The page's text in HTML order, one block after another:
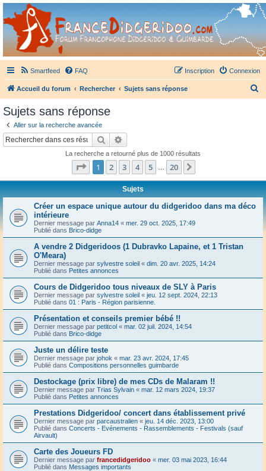
France Didgeridoo
Didgeridoo et Guimbarde sur France Didgeridoo - retrouvez la communauté.
Smartfeed FAQ Connexion
Inscription
Accueil du forum Rechercher Sujets sans réponse
Sujets sans réponse
Aller sur la recherche avancée
Rechercher
La recherche a retourné plus de 1000 résultats
Page 1sur20
1 2 3 4 5 20
Sujets
Créer un espace unique autour du didgeridoo dans ma déco
intérieure
Dernier message par Anna14 « mer. 29 oct. 2025, 17:49
Publié dans Brico-didge
A vendre 2 Didgeridoos (1 Dubravko Lapaine, et 1 Tristan
O'Meara)
Dernier message par sylvestre soleil « dim. 20 avr. 2025, 14:24
Publié dans Petites annonces
Cours de Didgeridoo tous niveaux de SLY à Paris
Dernier message par sylvestre soleil « jeu. 12 sept. 2024, 22:13
Publié dans 01 : Paris - Région parisienne.
Présentation et conseils premier bébé !!
Dernier message par petitcol « mar. 02 juil. 2024, 14:54
Publié dans Brico-didge
Juste un délire teste
Dernier message par johok « mar. 23 avr. 2024, 17:45
Publié dans Compositions personnelles guimbarde
Destockage (prix libre) de mes CDs de Malaram !!
Dernier message par Trias Sylvain « mar. 12 mars 2024, 19:37
Publié dans Petites annonces
Prestations Didgeridoo/ concert dans établissement privé
Dernier message par parcaustralien « jeu. 14 déc. 2023, 13:00
Publié dans Concerts - Evénements - Rassemblements - Festivals (sauf
Airvault)
Carte des Joueurs FD
Dernier message par francedidgeridoo « mer. 03 mai 2023, 16:44
Publié dans Messages importants